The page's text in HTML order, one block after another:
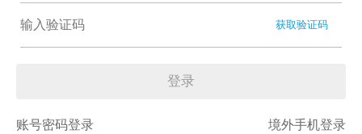
获取验证码
登录
账号密码登录 境外手机登录